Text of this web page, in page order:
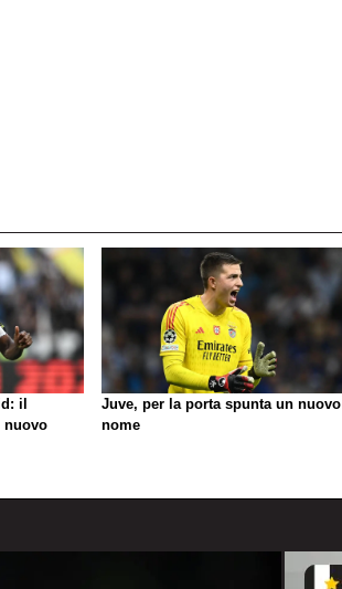
il
nuovo
Juve, per la porta spunta un nuovo
nome